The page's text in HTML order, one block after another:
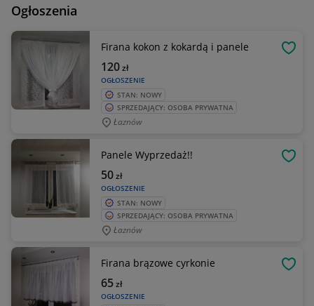
Ogłoszenia
Firana kokon z kokardą i panele
OGŁOSZENIE
120zł
STAN: NOWY
SPRZEDAJĄCY: OSOBA PRYWATNA
Łaznów
Panele Wyprzedaż!!
OGŁOSZENIE
50zł
STAN: NOWY
SPRZEDAJĄCY: OSOBA PRYWATNA
Łaznów
Firana brązowe cyrkonie
OGŁOSZENIE
65zł